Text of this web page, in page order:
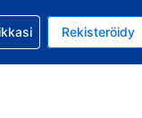
EUR
Suomi
Rekisteröidy